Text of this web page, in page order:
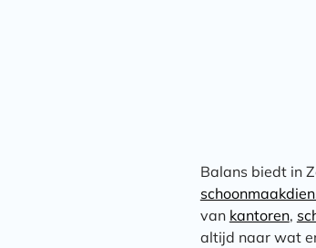
Balans biedt in
van kantoren,
altijd naar wat